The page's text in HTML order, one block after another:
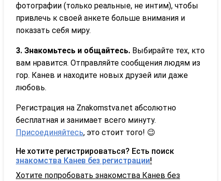
фотографии (только реальные, не интим), чтобы
привлечь к своей анкете больше внимания и
показать себя миру.
3. Знакомьтесь и общайтесь. Выбирайте тех, кто
вам нравится. Отправляйте сообщения людям из
гор. Канев и находите новых друзей или даже
любовь.
Регистрация на Znakomstva.net абсолютно
бесплатная и занимает всего минуту.
Присоединяйтесь, это стоит того! 😉
Не хотите регистрироваться? Есть поиск
знакомства Канев без регистрации!
Хотите попробовать знакомства Канев без